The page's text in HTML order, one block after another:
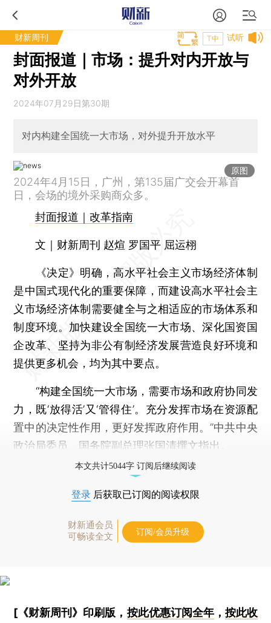
财新周刊 试听
T中
封面报道｜市场：提升对内开放与
对外开放
2024年07月29日第30期
对内构建全国统一大市场，对外提升开放水平
原图
2024年4月15日，广州，第135届广交会开幕首
日，会场的境外采购商众多。
封面报道｜改革指南
文｜财新周刊 赵煊 罗国平 屈运栩
《决定》明确，高水平社会主义市场经济体制
是中国式现代化的重要保障，而建设高水平社会主
义市场经济体制需要健全与之相适应的市场体系和
制度环境。加快建设全国统一大市场、深化国资国
企改革、坚持为非公有制经济发展营造良好环境和
提供更多机会，均为其中要点。
“构建全国统一大市场，需要市场和政府协同发
力，既‘放得活’又‘管得住’。充分发挥市场在资源配
置中的决定性作用，更好发挥政府作用。”中共中央
政治局委员、国务院副总理张国清撰文指出。
本文共计5044字 订阅后继续阅读
登录 后获取已订阅的阅读权限
财新通会员
可畅读全文
订阅/会员升级
[《财新周刊》印刷版， 按此优惠订阅全年， 按此收